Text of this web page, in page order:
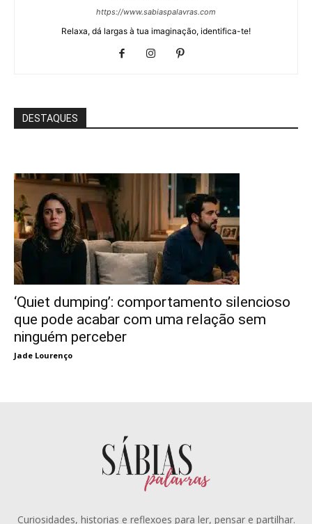
https://www.sabiaspalavras.com
Relaxa, dá largas à tua imaginação, identifica-te!
DESTAQUES
‘Quiet dumping’: comportamento silencioso
que pode acabar com uma relação sem
ninguém perceber
Jade Lourenço
Curiosidades, historias e reflexoes para ler, pensar e partilhar.